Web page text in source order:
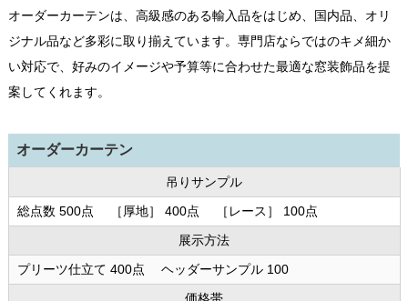
オーダーカーテンは、高級感のある輸入品をはじめ、国内品、オリ
ジナル品など多彩に取り揃えています。専門店ならではのキメ細か
い対応で、好みのイメージや予算等に合わせた最適な窓装飾品を提
案してくれます。
オーダーカーテン
吊りサンプル
総点数 500点 ［厚地］ 400点 ［レース］ 100点
展示方法
プリーツ仕立て 400点 ヘッダーサンプル 100